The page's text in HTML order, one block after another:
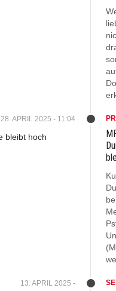
28. APRIL 2025 - 11:04
13. APRIL 2025 -